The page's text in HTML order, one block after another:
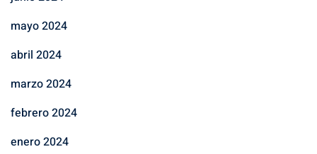
mayo 2024
abril 2024
marzo 2024
febrero 2024
enero 2024